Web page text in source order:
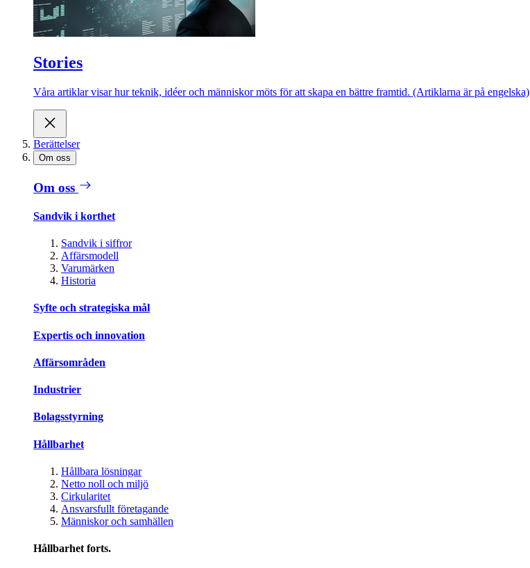
Stories
Våra artiklar visar hur teknik, idéer och människor möts för att skapa en bättre framtid. (Artiklarna är på engelska)
Berättelser
Om oss
Om oss
Sandvik i korthet
Sandvik i siffror
Affärsmodell
Varumärken
Historia
Syfte och strategiska mål
Expertis och innovation
Affärsområden
Industrier
Bolagsstyrning
Hållbarhet
Hållbara lösningar
Netto noll och miljö
Cirkularitet
Ansvarsfullt företagande
Människor och samhällen
Hållbarhet forts.